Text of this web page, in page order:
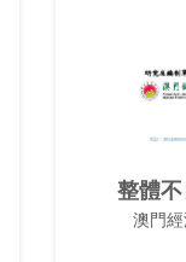
整體
澳門